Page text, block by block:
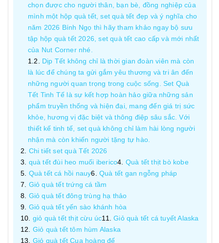
chọn được cho người thân, bạn bè, đồng nghiệp của
mình một hộp quà tết, set quà tết đẹp và ý nghĩa cho
năm 2026 Bính Ngọ thì hãy tham khảo ngay bộ sưu
tập hộp quà tết 2026, set quà tết cao cấp và mới nhất
của Nut Corner nhé.
Dịp Tết không chỉ là thời gian đoàn viên mà còn
là lúc để chúng ta gửi gắm yêu thương và tri ân đến
những người quan trọng trong cuộc sống. Set Quà
Tết Tinh Tế là sự kết hợp hoàn hảo giữa những sản
phẩm truyền thống và hiện đại, mang đến giá trị sức
khỏe, hương vị đặc biệt và thông điệp sâu sắc. Với
thiết kế tinh tế, set quà không chỉ làm hài lòng người
nhận mà còn khiến người tặng tự hào.
Chi tiết set quà Tết 2026
quà tết đùi heo muối iberico
Quà tết thịt bò kobe
Quà tết cá hồi nauy
Quà tết gan ngỗng pháp
Giỏ quà tết trứng cá tầm
Giỏ quà tết đông trùng hạ thảo
Giỏ quà tết yến sào khánh hòa
giỏ quà tết thịt cừu úc
Giỏ quà tết cá tuyết Alaska
Giỏ quà tết tôm hùm Alaska
Giỏ quà tết Cua hoàng đế